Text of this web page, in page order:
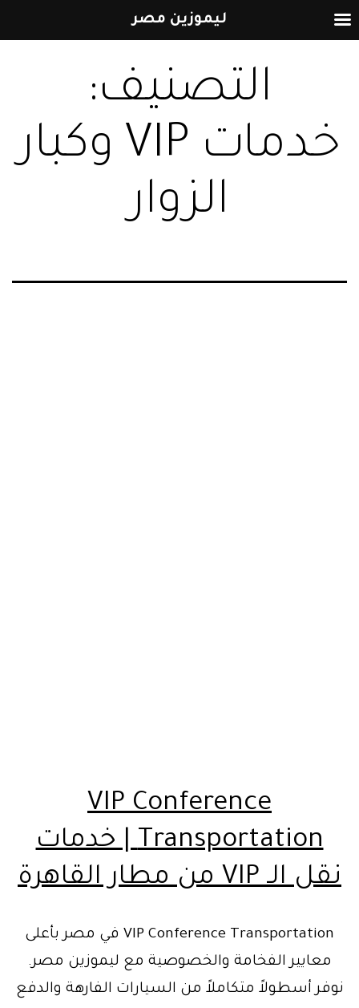
إلى
المحتوى
التصنيف:
خدمات VIP وكبار
الزوار
VIP Conference
Transportation | خدمات
نقل الـ VIP من مطار القاهرة
VIP Conference Transportation في مصر بأعلى
معايير الفخامة والخصوصية مع ليموزين مصر.
نوفر أسطولاً متكاملاً من السيارات الفارهة والدفع
ليموزين مصر